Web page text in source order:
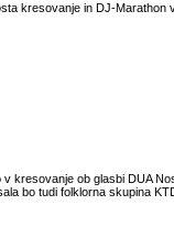
kresovanje in DJ-Marathon
kresovanje ob glasbi DUA
bo tudi folklorna skupina